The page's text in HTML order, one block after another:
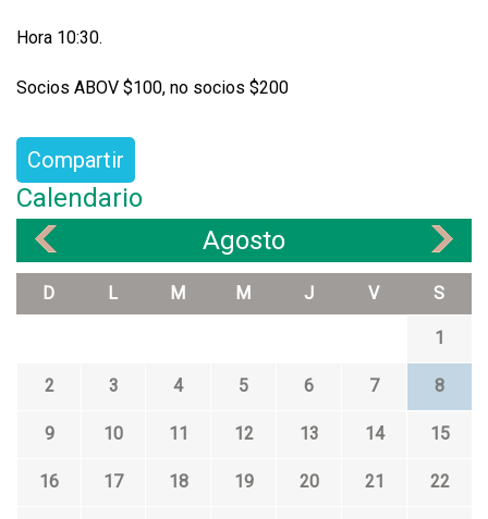
Hora 10:30.
Socios ABOV $100, no socios $200
Compartir
Calendario
Agosto
D L M M J V S
1
2 3 4 5 6 7 8
9 10 11 12 13 14 15
16 17 18 19 20 21 22